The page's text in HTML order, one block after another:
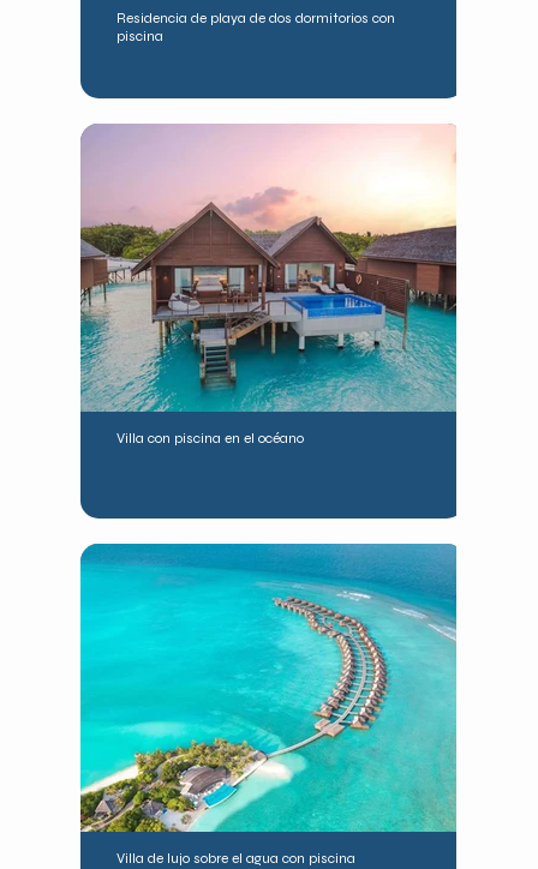
Residencia de playa de dos dormitorios con
piscina
Villa con piscina en el océano
Villa de lujo sobre el agua con piscina